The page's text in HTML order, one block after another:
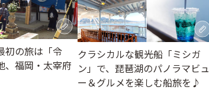
初の旅は「令
、福岡・太宰府
クラシカルな観光船「ミシガ
ン」で、琵琶湖のパノラマビュ
ー＆グルメを楽しむ船旅を♪